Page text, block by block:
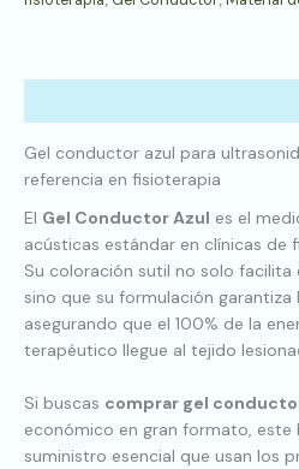
Gel conductor azul para
referencia en fisioterapia
El Gel Conductor Azul es el
acústicas estándar en clínicas de
Su coloración sutil no solo
sino que su formulación garantiza
asegurando que el 100% de la
terapéutico llegue al tejido
Si buscas comprar gel
económico en gran formato, este
suministro esencial que usan los